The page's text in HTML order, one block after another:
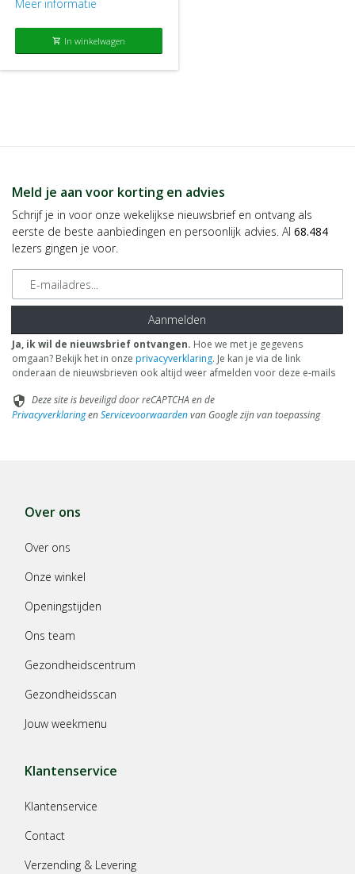
Meer informatie
shopping_cart In winkelwagen
Meld je aan voor korting en advies
Schrijf je in voor onze wekelijkse nieuwsbrief en ontvang als
eerste de beste aanbiedingen en persoonlijk advies. Al 68.484
lezers gingen je voor.
E-mailadres
Aanmelden
Ja, ik wil de nieuwsbrief ontvangen. Hoe we met je gegevens
omgaan? Bekijk het in onze privacyverklaring. Je kan je via de link
onderaan de nieuwsbrieven ook altijd weer afmelden voor deze e-mails
security Deze site is beveiligd door reCAPTCHA en de
PrivacyverklaringenServicevoorwaardenvan Google zijn van toepassing
Over ons
Over ons
Onze winkel
Openingstijden
Ons team
Gezondheidscentrum
Gezondheidsscan
Jouw weekmenu
Klantenservice
Klantenservice
Contact
Verzending & Levering